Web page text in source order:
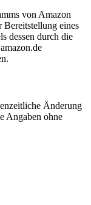
von Amazon
Bereitstellung eines
dessen durch die
Änderung
Angaben ohne